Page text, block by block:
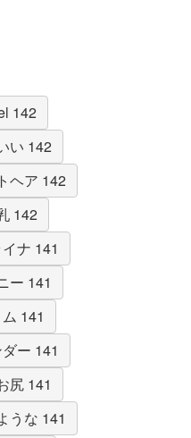
142
い 142
ヘア 142
142
ナ 141
ー 141
141
ー 141
尻 141
うな 141